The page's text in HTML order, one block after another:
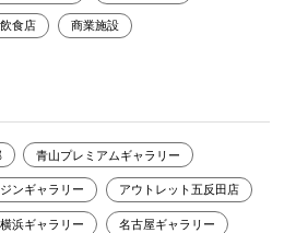
飲食店 商業施設
青山プレミアムギャラリー
ンギャラリー アウトレット五反田店
横浜ギャラリー 名古屋ギャラリー